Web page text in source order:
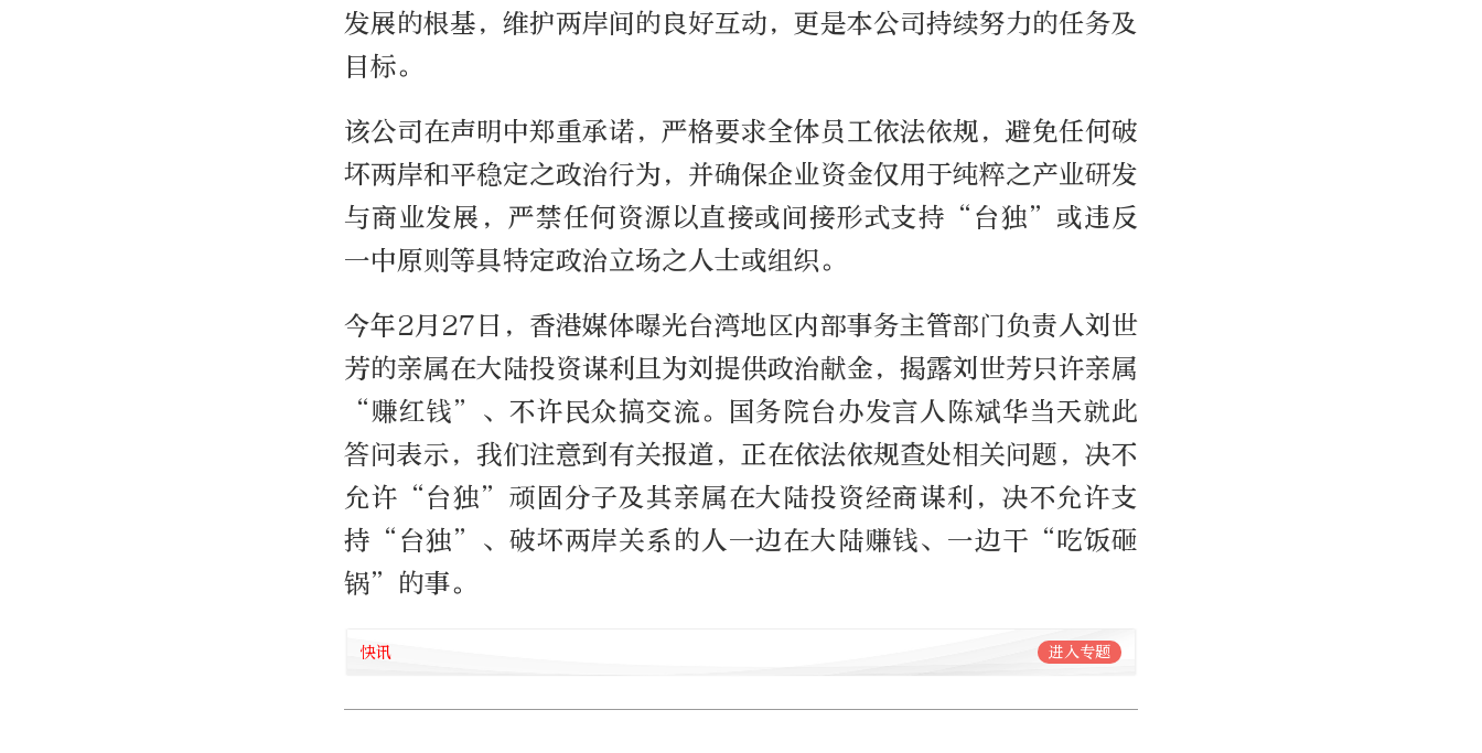
发展的根基，维护两岸间的良好互动，更是本公司持续努力的任务及
目标。
该公司在声明中郑重承诺，严格要求全体员工依法依规，避免任何破
坏两岸和平稳定之政治行为，并确保企业资金仅用于纯粹之产业研发
与商业发展，严禁任何资源以直接或间接形式支持“台独”或违反
一中原则等具特定政治立场之人士或组织。
今年2月27日，香港媒体曝光台湾地区内部事务主管部门负责人刘世
芳的亲属在大陆投资谋利且为刘提供政治献金，揭露刘世芳只许亲属
“赚红钱”、不许民众搞交流。国务院台办发言人陈斌华当天就此
答问表示，我们注意到有关报道，正在依法依规查处相关问题，决不
允许“台独”顽固分子及其亲属在大陆投资经商谋利，决不允许支
持“台独”、破坏两岸关系的人一边在大陆赚钱、一边干“吃饭砸
锅”的事。
快讯 进入专题